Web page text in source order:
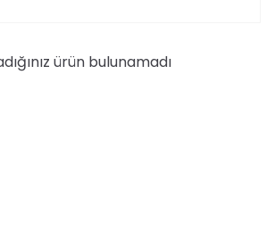
ürün bulunamadı